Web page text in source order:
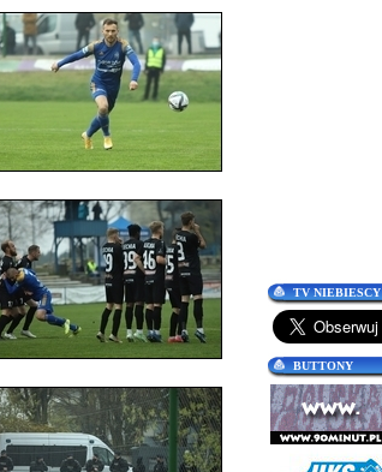
TV NIEBIESCY
BUTTONY